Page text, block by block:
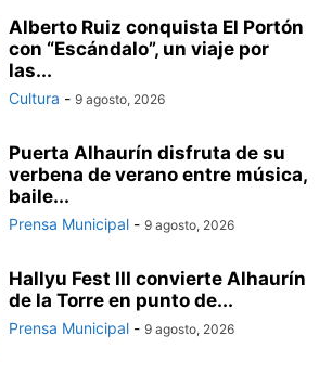
Alberto Ruiz conquista El Portón
con “Escándalo”, un viaje por
las...
Cultura - 9 agosto, 2026
Puerta Alhaurín disfruta de su
verbena de verano entre música,
baile...
Prensa Municipal - 9 agosto, 2026
Hallyu Fest III convierte Alhaurín
de la Torre en punto de...
Prensa Municipal - 9 agosto, 2026